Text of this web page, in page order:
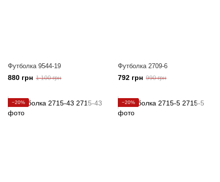
Футболка 9544-19
880 грн 1 100 грн
Футболка 2709-6
792 грн 990 грн
−20% −20%